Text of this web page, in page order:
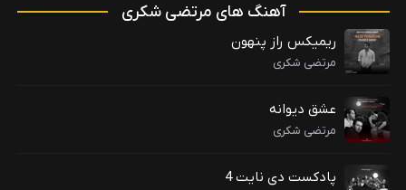
آهنگ های مرتضی شکری
ریمیکس راز پنهون
مرتضی شکری
عشق دیوانه
مرتضی شکری
پادکست دی نایت 4